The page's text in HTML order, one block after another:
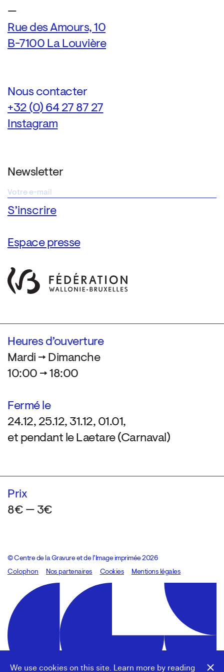
We use cookies on this site. Learn more by reading
—
Rue des Amours, 10
B-7100 La Louvière
Nous contacter
+32 (0) 64 27 87 27
Instagram
Newsletter
Espace presse
Heures d’ouverture
Mardi → Dimanche
10:00 → 18:00
Fermé le
24.12, 25.12, 31.12, 01.01,
et pendant le Laetare (Carnaval)
Prix
8€ — 3€
© Centre de la Gravure et de l’Image imprimée 2026
Colophon
Design:Marcel Kaczmarek, code:8080.studio
Nos partenaires Cookies Mentions légales